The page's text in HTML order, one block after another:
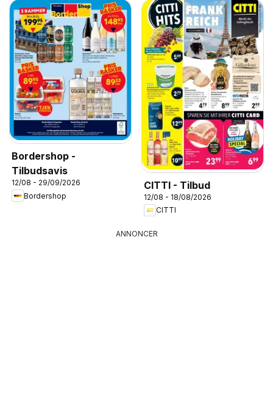
Bordershop -
Tilbudsavis
12/08 - 29/09/2026
Bordershop
CITTI - Tilbud
12/08 - 18/08/2026
CITTI
ANNONCER